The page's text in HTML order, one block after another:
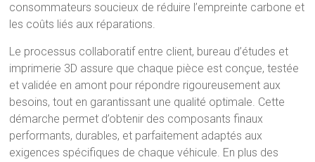
consommateurs soucieux de réduire l’empreinte carbone et
les coûts liés aux réparations.
Le processus collaboratif entre client, bureau d’études et
imprimerie 3D assure que chaque pièce est conçue, testée
et validée en amont pour répondre rigoureusement aux
besoins, tout en garantissant une qualité optimale. Cette
démarche permet d’obtenir des composants finaux
performants, durables, et parfaitement adaptés aux
exigences spécifiques de chaque véhicule. En plus des